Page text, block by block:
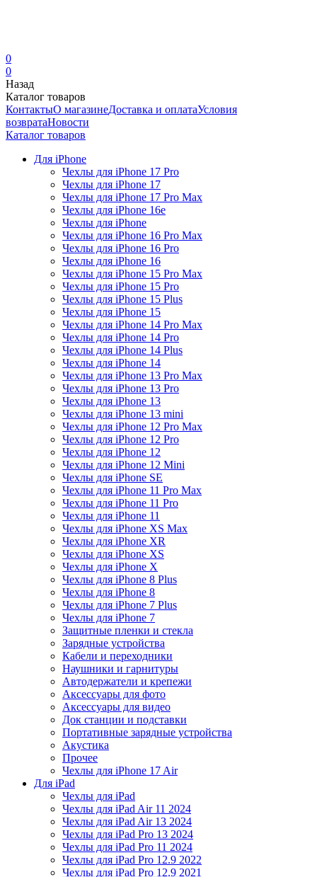
0
0
Назад
Каталог товаров
КонтактыО магазинеДоставка и оплатаУсловия
возвратаНовости
Каталог товаров
Для iPhone
Чехлы для iPhone 17 Pro
Чехлы для iPhone 17
Чехлы для iPhone 17 Pro Max
Чехлы для iPhone 16e
Чехлы для iPhone
Чехлы для iPhone 16 Pro Max
Чехлы для iPhone 16 Pro
Чехлы для iPhone 16
Чехлы для iPhone 15 Pro Max
Чехлы для iPhone 15 Pro
Чехлы для iPhone 15 Plus
Чехлы для iPhone 15
Чехлы для iPhone 14 Pro Max
Чехлы для iPhone 14 Pro
Чехлы для iPhone 14 Plus
Чехлы для iPhone 14
Чехлы для iPhone 13 Pro Max
Чехлы для iPhone 13 Pro
Чехлы для iPhone 13
Чехлы для iPhone 13 mini
Чехлы для iPhone 12 Pro Max
Чехлы для iPhone 12 Pro
Чехлы для iPhone 12
Чехлы для iPhone 12 Mini
Чехлы для iPhone SE
Чехлы для iPhone 11 Pro Max
Чехлы для iPhone 11 Pro
Чехлы для iPhone 11
Чехлы для iPhone XS Max
Чехлы для iPhone XR
Чехлы для iPhone XS
Чехлы для iPhone X
Чехлы для iPhone 8 Plus
Чехлы для iPhone 8
Чехлы для iPhone 7 Plus
Чехлы для iPhone 7
Защитные пленки и стекла
Зарядные устройства
Кабели и переходники
Наушники и гарнитуры
Автодержатели и крепежи
Аксессуары для фото
Аксессуары для видео
Док станции и подставки
Портативные зарядные устройства
Акустика
Прочее
Чехлы для iPhone 17 Air
Для iPad
Чехлы для iPad
Чехлы для iPad Air 11 2024
Чехлы для iPad Air 13 2024
Чехлы для iPad Pro 13 2024
Чехлы для iPad Pro 11 2024
Чехлы для iPad Pro 12.9 2022
Чехлы для iPad Pro 12.9 2021